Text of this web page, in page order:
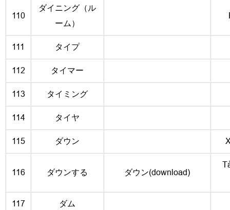
110
ダイニング（ル
ーム）
111 タイプ
112 タイマー
113 タイミング
114 タイヤ
115 ダウン
116 ダウンする ダウン(download)
117 ダム